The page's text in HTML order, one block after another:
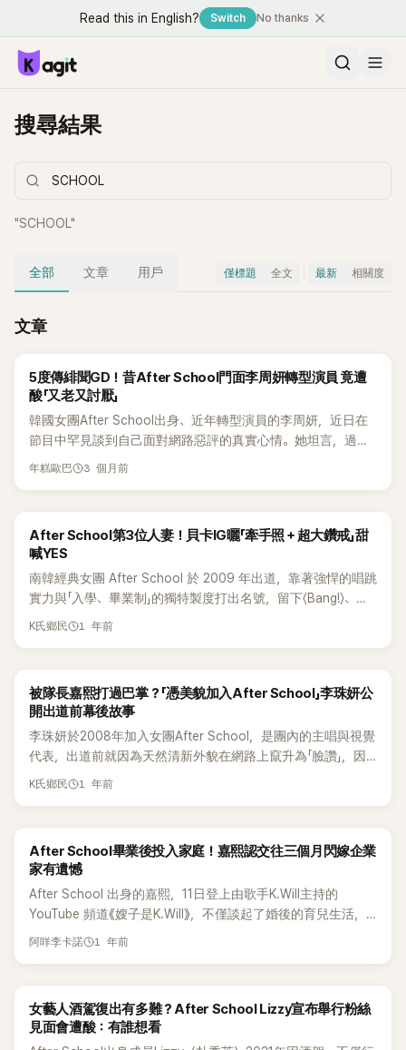
Read this in English? Switch No thanks
搜尋結果
"SCHOOL"
全部 文章 用戶 僅標題 全文 最新 相關度
文章
5度傳緋聞GD！昔After School門面李周妍轉型演員 竟遭
酸「又老又討厭」
韓國女團After School出身、近年轉型演員的李周妍，近日在
節目中罕見談到自己面對網路惡評的真實心情。她坦言，過去
上綜藝時曾收到大量批評，甚至一度讓她不太敢看留言，雖然
不太會主動去看自己出演影片下方的留言。 她表示，自己過去
活躍於綜藝節目時，曾經遭受不少批評，因為實在太在意，所
以乾脆選擇不看。雖然現在偶爾看到一些正面留言時，還是會
感到很開心，但如果遇到惡評，她也只能一邊安慰自己「我不在
意、我不在意」，試著把情緒壓下來。 不過，當她實際看到網友
惡意評論的無奈。 節目後段，After School成員嘉熙也特地到
李周妍家作客，兩人邊吃辣雞腳邊聊起過去團體活動時期的點
滴。聊起加入After School的過程，李周妍也回憶，自己當時
其實是因為公司需要「門面成員」才被看上，但她本人原本一直
在逃避，因為她既不會唱歌也不會跳舞，甚至連基本蹲下站起
至連踢踏舞都得上。李周妍坦言，打鼓常常讓手指受傷，練鋼
管舞更是全身瘀青，因為自己手掌特別容易流汗，為了表演甚
至還去打了止汗針，幾乎把整個20多歲青春全都砸進去。 一旁
的嘉熙聽完後也忍不住感嘆，直說After School那種高強度、
多項技能混合的舞台表演，根本不是其他團體能輕易做到的，
熙則反過來虧她，提起當時成員手機會被沒收的往事，還直接
爆料問：「你們那時候手機為什麼被收走？不就是因為在談戀愛
嗎？那你們到底都是怎麼偷偷在外面見面的？」 對此，李周妍也
年糕歐巴 3 個月前
After School第3位人妻！貝卡IG曬「牽手照＋超大鑽戒」甜
喊YES
南韓經典女團 After School 於 2009 年出道，靠著強悍的唱跳
實力與「入學、畢業制」的獨特製度打出名號，留下〈Bang!〉、
〈Diva〉等膾炙人口的洗腦神曲。不過自 2015 年後，團體幾乎陷
辣媽。正雅 則在 2018 年和職棒選手鄭燦成結婚，2019 年順
利升格當媽。 而近日，成員貝卡（36 歲）也驚喜宣布好消息！
她在 13 日於個人 IG 曬出一張甜蜜牽手照，簡短寫下「YES！」
正式宣告答應了求婚。照片中，她左手無名指閃閃發亮的超大
鑽戒成為焦點，幸福氛圍滿溢，粉絲紛紛湧入留言區狂刷祝
今再度回到大眾視線，帶來的是讓人笑著落淚的「人生喜訊」。
K氏鄉民 1 年前
被隊長嘉熙打過巴掌？「憑美貌加入After School」李珠妍公
開出道前幕後故事
李珠妍於2008年加入女團After School，是團內的主唱與視覺
代表，出道前就因為天然清新外貌在網路上竄升為「臉讚」，因
此吸引星探注意。2015年1月李珠妍離開 After School 後，與
才與幽默。節目中提到，李珠妍曾和具惠善、朴韓星一起被選
為「五大校園美女」之一。她說：「我國中時只是普通社區裡的學
生，還因為視力不好戴著眼鏡。但升上高中後我摘掉眼鏡，一
下子就變得很漂亮。」 接著節目公開了她的高中畢業照，李珠
妍笑著說：「當時我在人氣投票中打敗了知名校園美女具惠善和
正在打造 After School 的代表和理事。對方問我『妳有沒有想
過當歌手？』但我不會唱歌也不會跳舞，覺得自己沒什麼才藝，
K氏鄉民 1 年前
After School畢業後投入家庭！嘉熙認交往三個月閃嫁企業
家有遺憾
After School 出身的嘉熙，11日登上由歌手K.Will主持的
YouTube 頻道《嫂子是K.Will》，不僅談起了婚後的育兒生活，
更表示結婚與生子之後，自己重新找回了內心的平靜。 當天，
小英，第二位是Bekah，我是第三位。」 曾作為偶像廣受喜愛的
嘉熙，婚後生子後自然與舞台漸行漸遠。她說：「我曾非常想回
阿咩李卡諾 1 年前
女藝人酒駕復出有多難？After School Lizzy宣布舉行粉絲
見面會遭酸：有誰想看